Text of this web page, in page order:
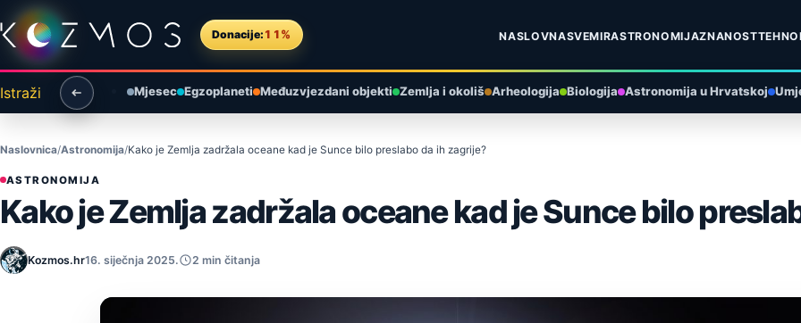
Preskoči na sadržaj
Donacije: 11% NASLOVNASVEMIRASTRONOMIJAZNANOST
Istraži Mjesec Egzoplaneti Međuzvjezdani objekti Zemlja i okoliš Arheologija Biologija Astronomija u Hrvatskoj
Naslovnica Astronomija Kako je Zemlja zadržala oceane kad je Sunce bilo preslabo da ih zagrije?
ASTRONOMIJA
Kako je Zemlja zadržala oceane kad je Sunce bilo
Kozmos.hr16. siječnja 2025. 2 min čitanja